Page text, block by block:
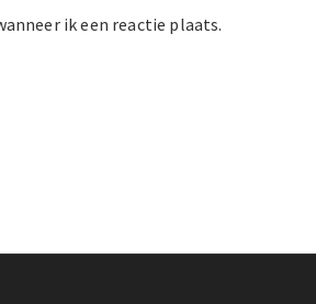
ik een reactie plaats.